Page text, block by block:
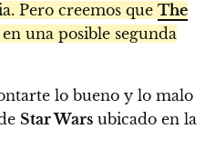
Pero creemos que The
una posible segunda
lo bueno y lo malo
Star Wars ubicado en la